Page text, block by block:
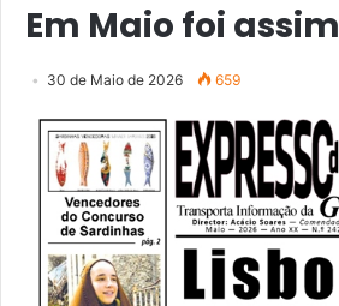
Em Maio foi assim
30 de Maio de 2026 659